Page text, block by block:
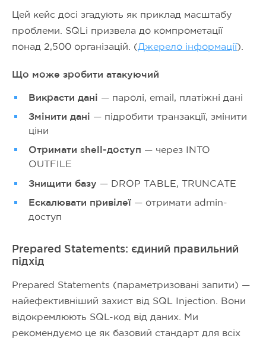
Цей кейс досі згадують як приклад масштабу
проблеми. SQLi призвела до компрометації
понад 2,500 організацій. (Джерело інформації).
Що може зробити атакуючий
Викрасти дані — паролі, email, платіжні дані
Змінити дані — підробити транзакції, змінити
ціни
Отримати shell-доступ — через INTO
OUTFILE
Знищити базу — DROP TABLE, TRUNCATE
Ескалювати привілеї — отримати admin-
доступ
Prepared Statements: єдиний правильний
підхід
Prepared Statements (параметризовані запити) —
найефективніший захист від SQL Injection. Вони
відокремлюють SQL-код від даних. Ми
рекомендуємо це як базовий стандарт для всіх